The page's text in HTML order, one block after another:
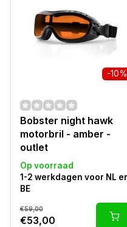
-10%
Bobster night hawk
motorbril - amber -
outlet
Op voorraad
1-2 werkdagen voor NL
BE
€59,00
€53,00